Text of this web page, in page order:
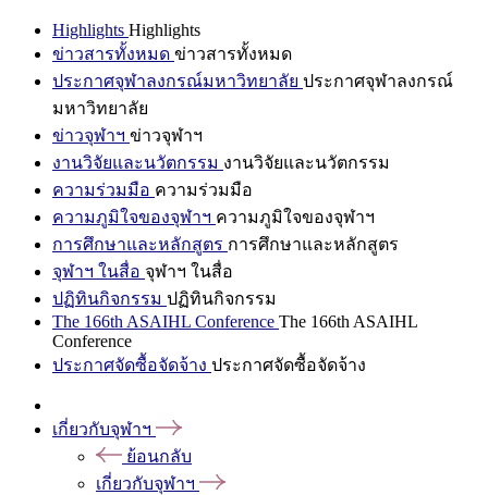
Highlights Highlights
ข่าวสารทั้งหมด ข่าวสารทั้งหมด
ประกาศจุฬาลงกรณ์มหาวิทยาลัย ประกาศจุฬาลงกรณ์
มหาวิทยาลัย
ข่าวจุฬาฯ ข่าวจุฬาฯ
งานวิจัยและนวัตกรรม งานวิจัยและนวัตกรรม
ความร่วมมือ ความร่วมมือ
ความภูมิใจของจุฬาฯ ความภูมิใจของจุฬาฯ
การศึกษาและหลักสูตร การศึกษาและหลักสูตร
จุฬาฯ ในสื่อ จุฬาฯ ในสื่อ
ปฏิทินกิจกรรม ปฏิทินกิจกรรม
The 166th ASAIHL Conference The 166th ASAIHL
Conference
ประกาศจัดซื้อจัดจ้าง ประกาศจัดซื้อจัดจ้าง
เกี่ยวกับจุฬาฯ
ย้อนกลับ
เกี่ยวกับจุฬาฯ